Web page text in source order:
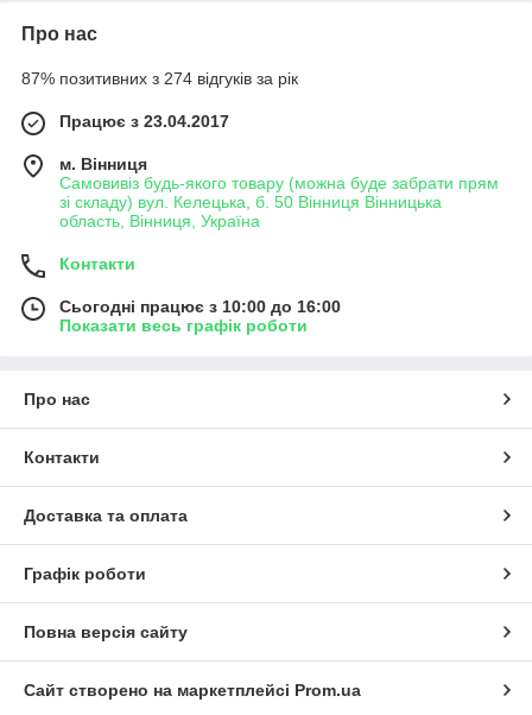
Про нас
87% позитивних з 274 відгуків за рік
Працює з 23.04.2017
м. Вінниця
Самовивіз будь-якого товару (можна буде забрати прям
зі складу) вул. Келецька, б. 50 Вінниця Вінницька
область, Вінниця, Україна
Контакти
Сьогодні працює з 10:00 до 16:00
Показати весь графік роботи
Про нас
Контакти
Доставка та оплата
Графік роботи
Повна версія сайту
Сайт створено на маркетплейсі Prom.ua